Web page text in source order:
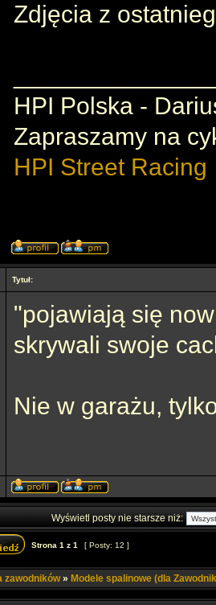
Zdjęcia z
HPI Polska -
Zapraszamy na
HPI Street Racing
Tytuł:
"pojawiają się
skrywali swoje
Nie w garażu,
Wyświetl posty nie starsze niż:
Strona 1 z 1 [ Posty: 12 ]
zawodników» Modele spalinowe (dla